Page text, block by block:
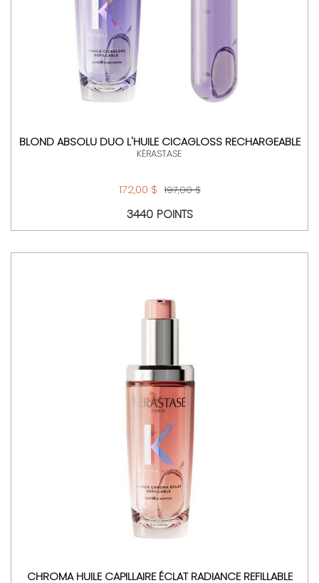
BLOND ABSOLU DUO L'HUILE CICAGLOSS RECHARGEABLE
KÉRASTASE
172,00 $ 197,00 $
3440 POINTS
CHROMA HUILE CAPILLAIRE ÉCLAT RADIANCE REFILLABLE